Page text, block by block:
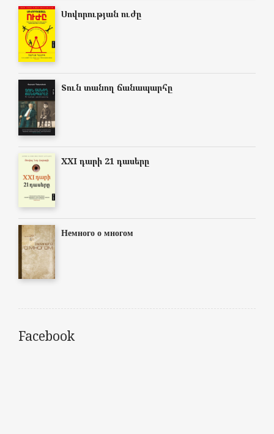
Սովորության ուժը
Տուն տանող ճանապարհը
XXI դարի 21 դասերը
Немного о многом
Facebook